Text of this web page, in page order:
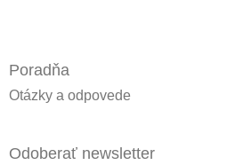
Poradňa
Otázky a odpovede
Odoberať newsletter